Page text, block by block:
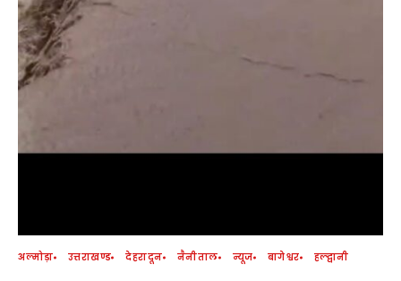
अल्मोड़ा उत्तराखण्ड देहरादून नैनीताल न्यूज बागेश्वर हल्द्वानी